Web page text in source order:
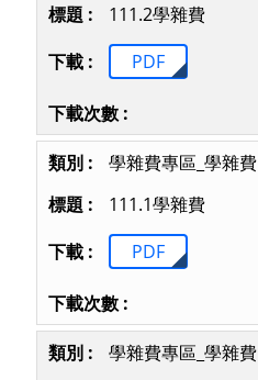
111.2學雜費
PDF
學雜費專區_學雜費
111.1學雜費
PDF
學雜費專區_學雜費